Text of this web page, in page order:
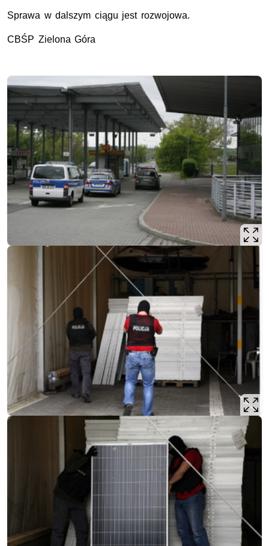
Sprawa w dalszym ciągu jest rozwojowa.
CBŚP Zielona Góra